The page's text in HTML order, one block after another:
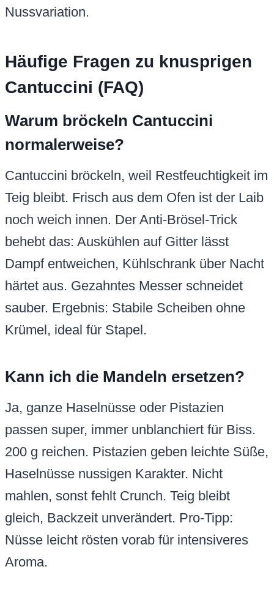
Nussvariation.
Häufige Fragen zu knusprigen
Cantuccini (FAQ)
Warum bröckeln Cantuccini
normalerweise?
Cantuccini bröckeln, weil Restfeuchtigkeit im
Teig bleibt. Frisch aus dem Ofen ist der Laib
noch weich innen. Der Anti-Brösel-Trick
behebt das: Auskühlen auf Gitter lässt
Dampf entweichen, Kühlschrank über Nacht
härtet aus. Gezahntes Messer schneidet
sauber. Ergebnis: Stabile Scheiben ohne
Krümel, ideal für Stapel.
Kann ich die Mandeln ersetzen?
Ja, ganze Haselnüsse oder Pistazien
passen super, immer unblanchiert für Biss.
200 g reichen. Pistazien geben leichte Süße,
Haselnüsse nussigen Karakter. Nicht
mahlen, sonst fehlt Crunch. Teig bleibt
gleich, Backzeit unverändert. Pro-Tipp:
Nüsse leicht rösten vorab für intensiveres
Aroma.